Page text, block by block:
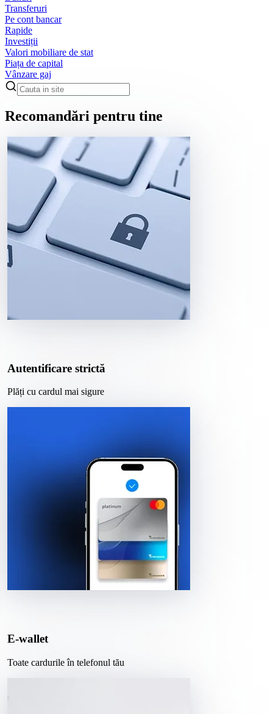
Transferuri
Pe cont bancar
Rapide
Investiții
Valori mobiliare de stat
Piața de capital
Vânzare gaj
Recomandări pentru tine
Autentificare strictă
Plăți cu cardul mai sigure
E-wallet
Toate cardurile în telefonul tău